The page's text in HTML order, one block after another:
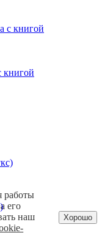
книгой
работы
его
наш
Хорошо